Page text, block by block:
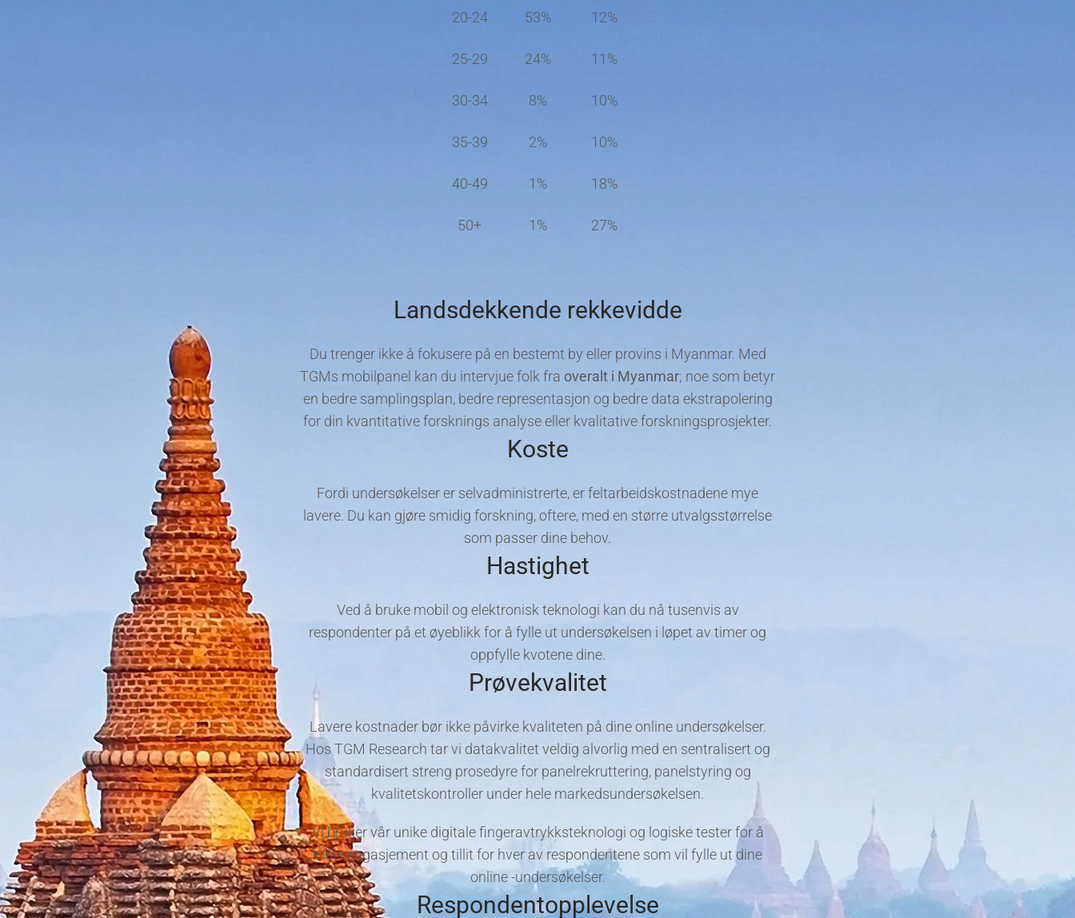
20-24 53% 12%
25-29 24% 11%
30-34 8% 10%
35-39 2% 10%
40-49 1% 18%
50+ 1% 27%
Landsdekkende rekkevidde
Du trenger ikke å fokusere på en bestemt by eller provins i Myanmar. Med
TGMs mobilpanel kan du intervjue folk fra overalt i Myanmar; noe som betyr
en bedre samplingsplan, bedre representasjon og bedre data ekstrapolering
for din kvantitative forsknings analyse eller kvalitative forskningsprosjekter.
Koste
Fordi undersøkelser er selvadministrerte, er feltarbeidskostnadene mye
lavere. Du kan gjøre smidig forskning, oftere, med en større utvalgsstørrelse
som passer dine behov.
Hastighet
Ved å bruke mobil og elektronisk teknologi kan du nå tusenvis av
respondenter på et øyeblikk for å fylle ut undersøkelsen i løpet av timer og
oppfylle kvotene dine.
Prøvekvalitet
Lavere kostnader bør ikke påvirke kvaliteten på dine online undersøkelser.
Hos TGM Research tar vi datakvalitet veldig alvorlig med en sentralisert og
standardisert streng prosedyre for panelrekruttering, panelstyring og
kvalitetskontroller under hele markedsundersøkelsen.
Vi bruker vår unike digitale fingeravtrykksteknologi og logiske tester for å
måle engasjement og tillit for hver av respondentene som vil fylle ut dine
online -undersøkelser.
Respondentopplevelse